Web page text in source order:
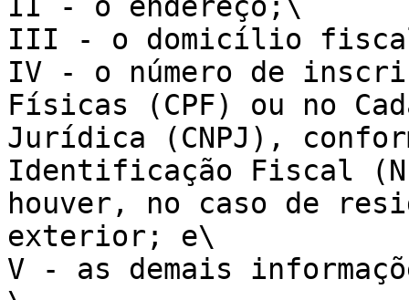
III - o domicílio
IV - o número de
Físicas (CPF) ou no
Jurídica (CNPJ),
Identificação Fiscal
houver, no caso de
exterior; e\
V - as demais